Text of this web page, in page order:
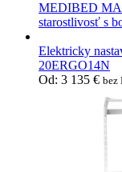
MEDIBED MA
starostlivosť s
Elektricky
20ERGO14N
Od: 3 135 € bez